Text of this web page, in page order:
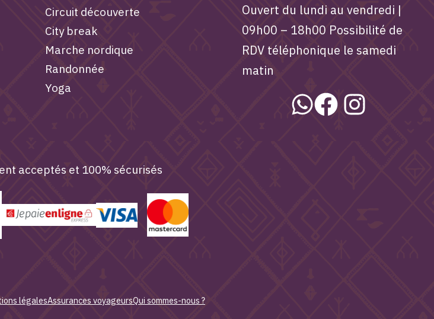
Circuit découverte
City break
Marche nordique
Randonnée
Yoga
Ouvert du lundi au vendredi |
09h00 – 18h00 Possibilité de
RDV téléphonique le samedi
matin
acceptés et 100% sécurisés
légalesAssurances voyageursQui sommes-nous ?